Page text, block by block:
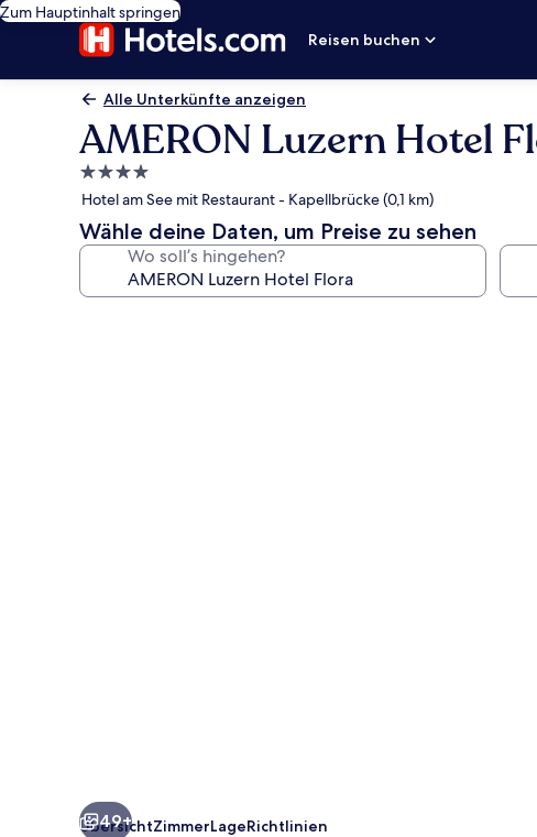
Zum Hauptinhalt springen
Reisen buchen
Alle Unterkünfte anzeigen
AMERON Luzern Hotel
4.0-
Sterne-
Unterkunft
Hotel am See mit Restaurant - Kapellbrücke (0,1 km)
Wähle deine Daten, um Preise zu sehen
Wo soll’s hingehen?
49+
ÜbersichtZimmerLageRichtlinien